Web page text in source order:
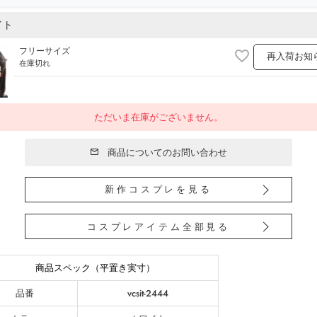
フリーサイズ
在庫切れ 再入荷お知
ただいま在庫がございません。
商品についてのお問い合わせ
新作コスプレを見る
コスプレアイテム全部見る
商品スペック（平置き実寸）
品番
vcsit-2444